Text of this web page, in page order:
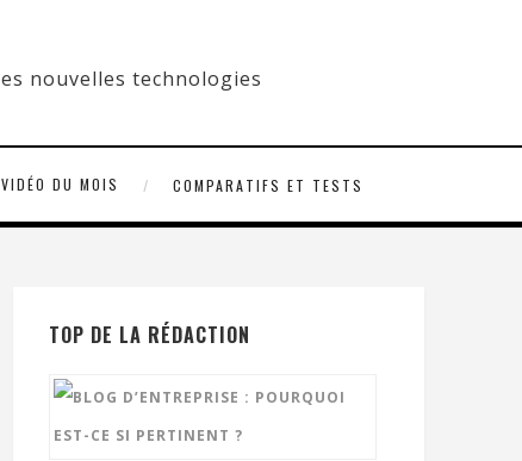
VIDÉO DU MOIS COMPARATIFS ET TESTS
TOP DE LA RÉDACTION